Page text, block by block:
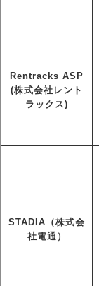
Rentracks ASP
(株式会社レント
ラックス)
STADIA（株式会
社電通）